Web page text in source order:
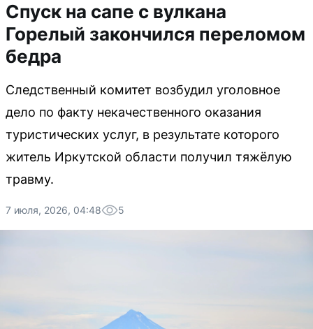
Спуск на сапе с вулкана
Горелый закончился переломом
бедра
Следственный комитет возбудил уголовное
дело по факту некачественного оказания
туристических услуг, в результате которого
житель Иркутской области получил тяжёлую
травму.
7 июля, 2026, 04:48 5